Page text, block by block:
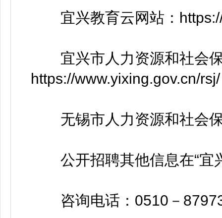
宜兴教育云网站：https://
宜兴市人力资源和社会
https://www.yixing.gov.cn/rsj/
无锡市人力资源和社会保
公开招聘其他信息在“宜
咨询电话：0510－